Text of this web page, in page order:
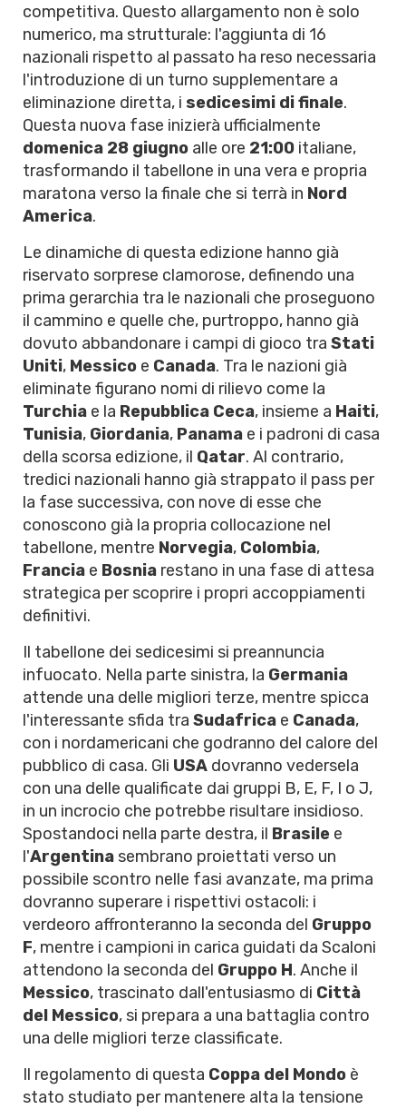
competitiva. Questo allargamento non è solo
numerico, ma strutturale: l'aggiunta di 16
nazionali rispetto al passato ha reso necessaria
l'introduzione di un turno supplementare a
eliminazione diretta, i sedicesimi di finale.
Questa nuova fase inizierà ufficialmente
domenica 28 giugno alle ore 21:00 italiane,
trasformando il tabellone in una vera e propria
maratona verso la finale che si terrà in Nord
America.
Le dinamiche di questa edizione hanno già
riservato sorprese clamorose, definendo una
prima gerarchia tra le nazionali che proseguono
il cammino e quelle che, purtroppo, hanno già
dovuto abbandonare i campi di gioco tra Stati
Uniti, Messico e Canada. Tra le nazioni già
eliminate figurano nomi di rilievo come la
Turchia e la Repubblica Ceca, insieme a Haiti,
Tunisia, Giordania, Panama e i padroni di casa
della scorsa edizione, il Qatar. Al contrario,
tredici nazionali hanno già strappato il pass per
la fase successiva, con nove di esse che
conoscono già la propria collocazione nel
tabellone, mentre Norvegia, Colombia,
Francia e Bosnia restano in una fase di attesa
strategica per scoprire i propri accoppiamenti
definitivi.
Il tabellone dei sedicesimi si preannuncia
infuocato. Nella parte sinistra, la Germania
attende una delle migliori terze, mentre spicca
l'interessante sfida tra Sudafrica e Canada,
con i nordamericani che godranno del calore del
pubblico di casa. Gli USA dovranno vedersela
con una delle qualificate dai gruppi B, E, F, I o J,
in un incrocio che potrebbe risultare insidioso.
Spostandoci nella parte destra, il Brasile e
l'Argentina sembrano proiettati verso un
possibile scontro nelle fasi avanzate, ma prima
dovranno superare i rispettivi ostacoli: i
verdeoro affronteranno la seconda del Gruppo
F, mentre i campioni in carica guidati da Scaloni
attendono la seconda del Gruppo H. Anche il
Messico, trascinato dall'entusiasmo di Città
del Messico, si prepara a una battaglia contro
una delle migliori terze classificate.
Il regolamento di questa Coppa del Mondo è
stato studiato per mantenere alta la tensione